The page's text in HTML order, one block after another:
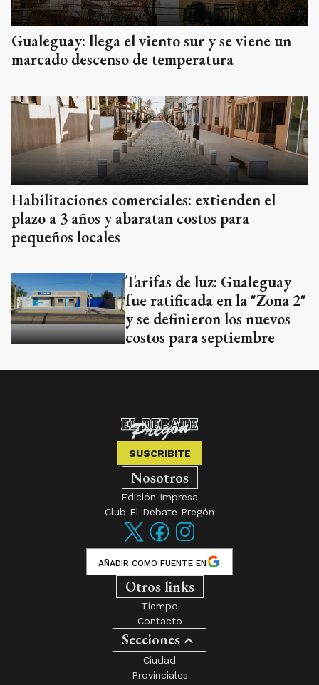
Gualeguay: llega el viento sur y se viene un
marcado descenso de temperatura
Habilitaciones comerciales: extienden el
plazo a 3 años y abaratan costos para
pequeños locales
Tarifas de luz: Gualeguay
fue ratificada en la "Zona 2"
y se definieron los nuevos
costos para septiembre
SUSCRIBITE
Nosotros
Edición Impresa
Club El Debate Pregón
AÑADIR COMO FUENTE EN
Otros links
Tiempo
Contacto
Secciones
Ciudad
Provinciales